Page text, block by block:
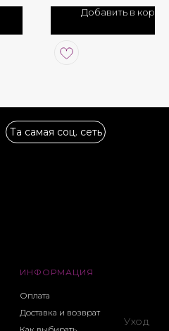
*КольцоДобавить в
Та самая соц. сеть
Уход
ИНФОРМАЦИЯ
Оплата
Доставка и возврат